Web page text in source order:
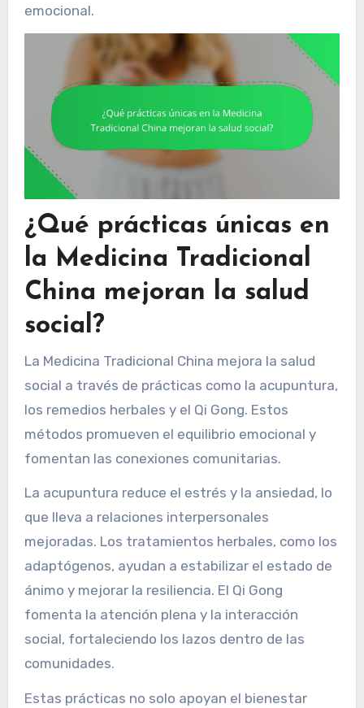
emocional.
¿Qué prácticas únicas en
la Medicina Tradicional
China mejoran la salud
social?
La Medicina Tradicional China mejora la salud
social a través de prácticas como la acupuntura,
los remedios herbales y el Qi Gong. Estos
métodos promueven el equilibrio emocional y
fomentan las conexiones comunitarias.
La acupuntura reduce el estrés y la ansiedad, lo
que lleva a relaciones interpersonales
mejoradas. Los tratamientos herbales, como los
adaptógenos, ayudan a estabilizar el estado de
ánimo y mejorar la resiliencia. El Qi Gong
fomenta la atención plena y la interacción
social, fortaleciendo los lazos dentro de las
comunidades.
Estas prácticas no solo apoyan el bienestar